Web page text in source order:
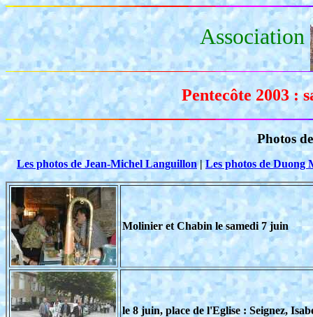
Association
Pentecôte 2003 :
Photos
Les photos de Jean-Michel Languillon|Les photos de Duong
Molinier et Chabin le samedi 7 juin
le 8 juin, place de l'Eglise : Seignez,